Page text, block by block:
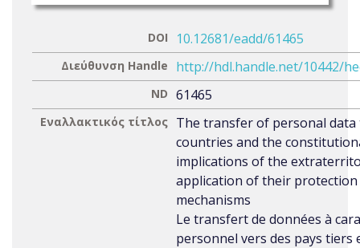
DOI 10.12681/eadd/61465
Διεύθυνση Handle http://hdl.handle.net/10442/
ND 61465
Εναλλακτικός τίτλος The transfer of personal
countries and the
implications of the
application of their protection
mechanisms
Le transfert de données à
personnel vers des pays tiers